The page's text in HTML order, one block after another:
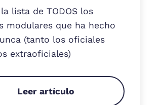
lista de TODOS los
modulares que ha hecho
(tanto los oficiales
extraoficiales)
Leer artículo